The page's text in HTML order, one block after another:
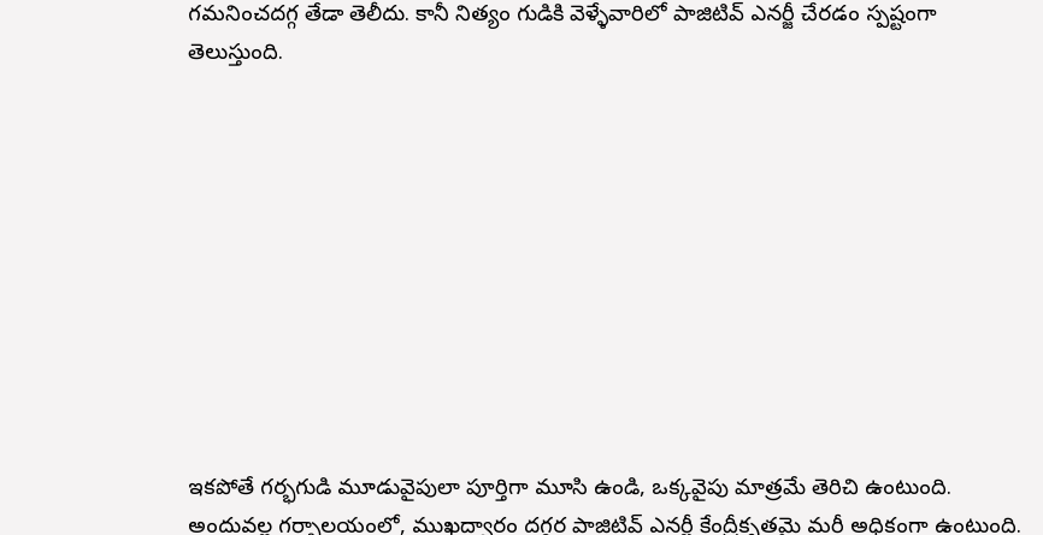
గమనించదగ్గ తేడా తెలీదు. కానీ నిత్యం గుడికి వెళ్ళేవారిలో పాజిటివ్ ఎనర్జీ చేరడం స్పష్టంగా
తెలుస్తుంది.
ఇకపోతే గర్భగుడి మూడువైపులా పూర్తిగా మూసి ఉండి, ఒక్కవైపు మాత్రమే తెరిచి ఉంటుంది.
అందువల్ల గర్భాలయంలో, ముఖద్వారం దగ్గర పాజిటివ్ ఎనర్జీ కేంద్రీకృతమై మరీ అధికంగా ఉంటుంది.